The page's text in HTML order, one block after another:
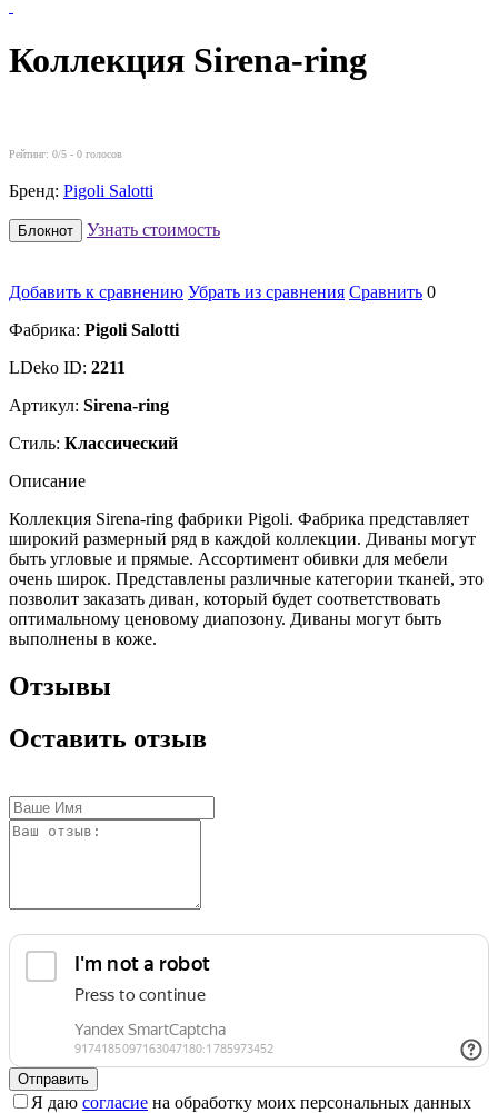
Коллекция Sirena-ring
Рейтинг: 0/5 - 0 голосов
Бренд: Pigoli Salotti
Блокнот Узнать стоимость
Добавить к сравнению Убрать из сравнения Сравнить 0
Фабрика: Pigoli Salotti
LDeko ID: 2211
Артикул: Sirena-ring
Стиль: Классический
Описание
Коллекция Sirena-ring фабрики Pigoli. Фабрика представляет
широкий размерный ряд в каждой коллекции. Диваны могут
быть угловые и прямые. Ассортимент обивки для мебели
очень широк. Представлены различные категории тканей, это
позволит заказать диван, который будет соответствовать
оптимальному ценовому диапозону. Диваны могут быть
выполнены в коже.
Отзывы
Оставить отзыв
Отправить
Я даю согласие на обработку моих персональных данных